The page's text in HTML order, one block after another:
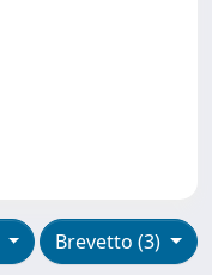
Brevetto (3)